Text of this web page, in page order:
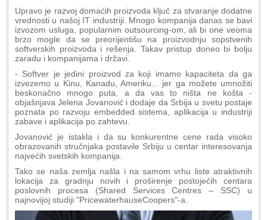
Upravo je razvoj domaćih proizvoda ključ za stvaranje dodatne
vrednosti u našoj IT industriji. Mnogo kompanija danas se bavi
izvozom usluga, popularnim outsourcing-om, ali bi one veoma
brzo mogle da se preorijentišu na proizvodnju sopstvenih
softverskih proizvoda i rešenja. Takav pristup doneo bi bolju
zaradu i kompanijama i državi.
- Softver je jedini proizvod za koji imamo kapaciteta da ga
izvezemo u Kinu, Kanadu, Ameriku... jer ga možete umnožiti
beskonačno mnogo puta, a da vas to ništa ne košta -
objašnjava Jelena Jovanović i dodaje da Srbija u svetu postaje
poznata po razvoju embedded sistema, aplikacija u industriji
zabave i aplikacija po zahtevu.
Jovanović je istakla i da su konkurentne cene rada visoko
obrazovanih stručnjaka postavile Srbiju u centar interesovanja
najvećih svetskih kompanija.
Tako se naša zemlja našla i na samom vrhu liste atraktivnih
lokacija za gradnju novih i proširenje postojećih centara
poslovnih procesa (Shared Services Centres – SSC) u
najnovijoj studiji "PricewaterhauseCoopers"-a.